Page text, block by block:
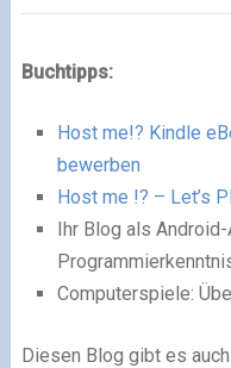
Buchtipps:
Host me!? Kindle
bewerben
Host me !? – Let’s
Ihr Blog als
Computerspiele:
Diesen Blog gibt es